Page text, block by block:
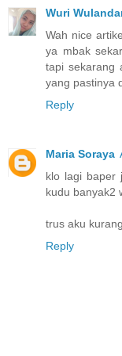
Wuri
Wah nice
ya mbak
tapi sekarang
yang pastinya
Reply
Maria Soraya
klo lagi baper
kudu banyak2
trus aku
Reply